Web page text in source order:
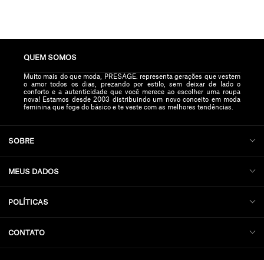
SOBRE
MEUS DADOS
POLÍTICAS
CONTATO
QUEM SOMOS
Muito mais do que moda, PRESAGE. representa gerações que vestem
o amor todos os dias, prezando por estilo, sem deixar de lado o
conforto e a autenticidade que você merece ao escolher uma roupa
nova! Estamos desde 2003 distribuindo um novo conceito em moda
feminina que foge do básico e te veste com as melhores tendências.